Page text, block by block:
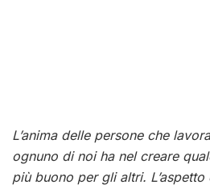
L’anima delle persone che
ognuno di noi ha nel creare
più buono per gli altri.